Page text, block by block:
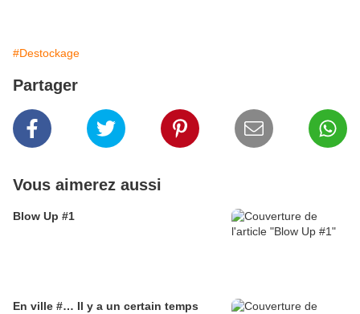
#Destockage
Partager
Vous aimerez aussi
Blow Up #1
En ville #… Il y a un certain temps